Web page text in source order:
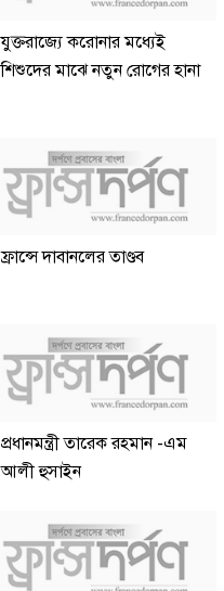
যুক্তরাজ্যে করোনার মধ্যেই
শিশুদের মাঝে নতুন রোগের হানা
ফ্রান্সে দাবানলের তাণ্ডব
প্রধানমন্ত্রী তারেক রহমান -এম
আলী হুসাইন